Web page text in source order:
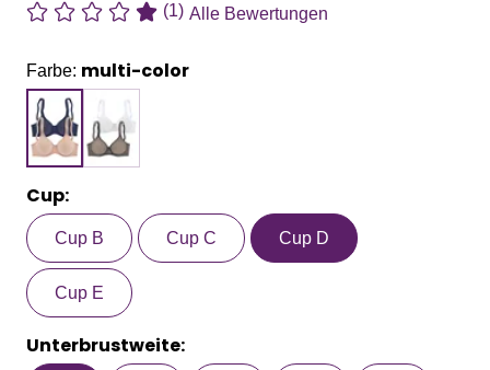
(1) Alle Bewertungen
Farbe: multi-color
Cup:
Cup B Cup C Cup D
Cup E
Unterbrustweite: